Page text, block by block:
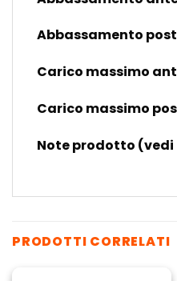
Abbassamento
Carico massimo
Carico massimo
Note prodotto (vedi
PRODOTTI CORRELATI